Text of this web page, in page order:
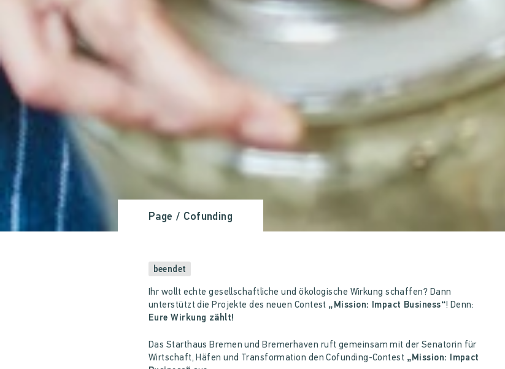
Page / Cofunding
beendet
Ihr wollt echte gesellschaftliche und ökologische Wirkung schaffen? Dann
unterstützt die Projekte des neuen Contest „Mission: Impact Business“! Denn:
Eure Wirkung zählt!
Das Starthaus Bremen und Bremerhaven ruft gemeinsam mit der Senatorin für
Wirtschaft, Häfen und Transformation den Cofunding-Contest „Mission: Impact